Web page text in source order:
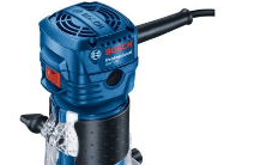
185.55 лв..